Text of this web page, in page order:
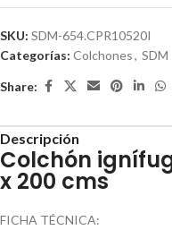
SKU: SDM-654.CPR10520I
Categorías: Colchones, SDM
Share:
Descripción
Colchón
x 200 cms
FICHA TÉCNICA: